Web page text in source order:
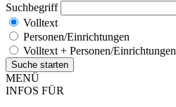
Suchbegriff
Volltext
Personen/Einrichtungen
Volltext + Personen/Einrichtungen
MENÜ
INFOS FÜR